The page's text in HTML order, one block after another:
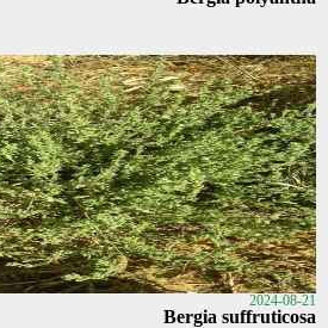
2024-08-21
Bergia suffruticosa